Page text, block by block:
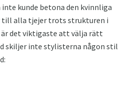
kunde betona den kvinnliga
till alla tjejer trots strukturen i
är det viktigaste att välja rätt
skiljer inte stylisterna någon stil